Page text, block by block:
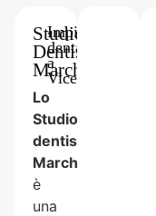
Studio
Dentistico
Marchesin
-
Impianto
dentale
a
Vicenza
Lo
Studio
dentistico
Marchesin
è
una